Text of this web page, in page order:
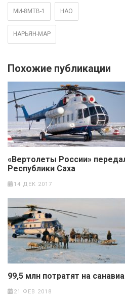
МИ-8МТВ-1 НАО
НАРЬЯН-МАР
Похожие публикации
«Вертолеты России»
Республики Саха
14 ДЕК 2017
99,5 млн потратят на
21 ФЕВ 2018